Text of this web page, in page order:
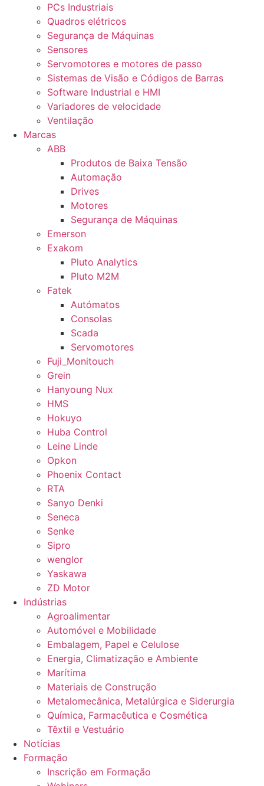
PCs Industriais
Quadros elétricos
Segurança de Máquinas
Sensores
Servomotores e motores de passo
Sistemas de Visão e Códigos de Barras
Software Industrial e HMI
Variadores de velocidade
Ventilação
Marcas
ABB
Produtos de Baixa Tensão
Automação
Drives
Motores
Segurança de Máquinas
Emerson
Exakom
Pluto Analytics
Pluto M2M
Fatek
Autómatos
Consolas
Scada
Servomotores
Fuji_Monitouch
Grein
Hanyoung Nux
HMS
Hokuyo
Huba Control
Leine Linde
Opkon
Phoenix Contact
RTA
Sanyo Denki
Seneca
Senke
Sipro
wenglor
Yaskawa
ZD Motor
Indústrias
Agroalimentar
Automóvel e Mobilidade
Embalagem, Papel e Celulose
Energia, Climatização e Ambiente
Marítima
Materiais de Construção
Metalomecânica, Metalúrgica e Siderurgia
Química, Farmacêutica e Cosmética
Têxtil e Vestuário
Notícias
Formação
Inscrição em Formação